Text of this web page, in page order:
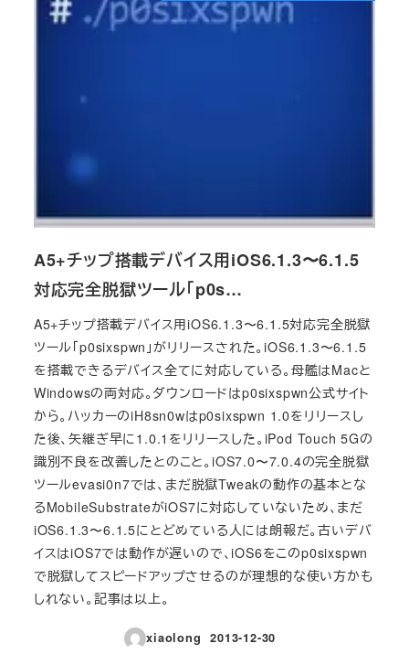
A5+チップ搭載デバイス用iOS6.1.3〜6.1.5
対応完全脱獄ツール「p0s…
A5+チップ搭載デバイス用iOS6.1.3〜6.1.5対応完全脱獄
ツール「p0sixspwn」がリリースされた。iOS6.1.3〜6.1.5
を搭載できるデバイス全てに対応している。母艦はMacと
Windowsの両対応。ダウンロードはp0sixspwn公式サイト
から。ハッカーのiH8sn0wはp0sixspwn 1.0をリリースし
た後、矢継ぎ早に1.0.1をリリースした。iPod Touch 5Gの
識別不良を改善したとのこと。iOS7.0〜7.0.4の完全脱獄
ツールevasi0n7では、まだ脱獄Tweakの動作の基本とな
るMobileSubstrateがiOS7に対応していないため、まだ
iOS6.1.3〜6.1.5にとどめている人には朗報だ。古いデバ
イスはiOS7では動作が遅いので、iOS6をこのp0sixspwn
で脱獄してスピードアップさせるのが理想的な使い方かも
しれない。記事は以上。
xiaolong
投稿日
2013-12-30